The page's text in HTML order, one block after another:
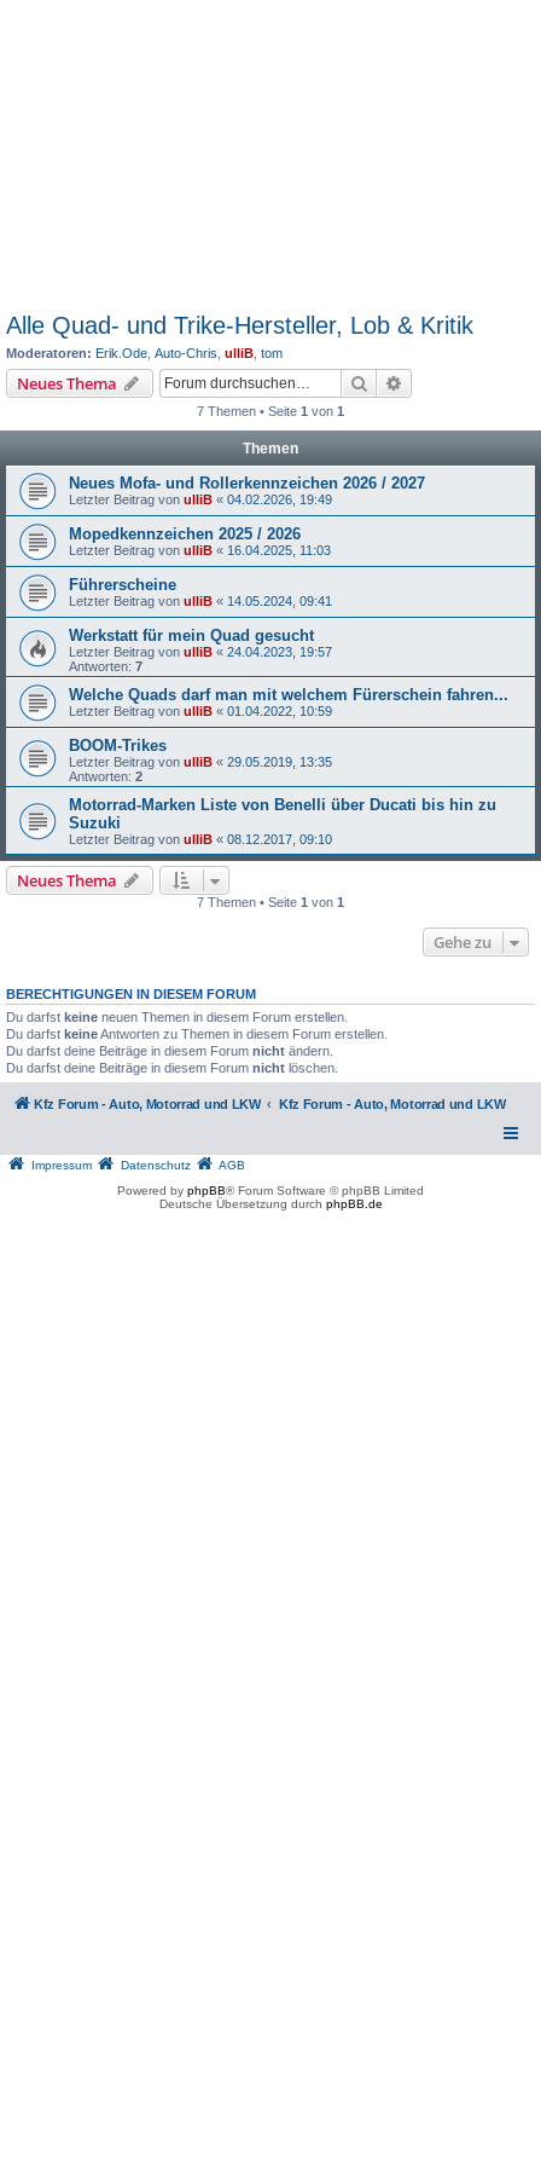
Alle Quad- und Trike-Hersteller, Lob & Kritik
Moderatoren: Erik.Ode Auto-Chris ulliB tom
Neues Thema Suche
7 Themen • Seite 1 von 1
Themen
Neues Mofa- und Rollerkennzeichen 2026 / 2027
Letzter Beitrag von ulliB « 04.02.2026, 19:49
Mopedkennzeichen 2025 / 2026
Letzter Beitrag von ulliB « 16.04.2025, 11:03
Führerscheine
Letzter Beitrag von ulliB « 14.05.2024, 09:41
Werkstatt für mein Quad gesucht
Letzter Beitrag von ulliB « 24.04.2023, 19:57
Antworten: 7
Welche Quads darf man mit welchem Fürerschein fahren...
Letzter Beitrag von ulliB « 01.04.2022, 10:59
BOOM-Trikes
Letzter Beitrag von ulliB « 29.05.2019, 13:35
Antworten: 2
Motorrad-Marken Liste von Benelli über Ducati bis hin zu
Suzuki
Letzter Beitrag von ulliB « 08.12.2017, 09:10
Neues Thema
7 Themen • Seite 1 von 1
Gehe zu
BERECHTIGUNGEN IN DIESEM FORUM
Du darfst keine neuen Themen in diesem Forum erstellen.
Du darfst keineAntworten zu Themen in diesem Forum erstellen.
Du darfst deine Beiträge in diesem Forum nicht ändern.
Du darfst deine Beiträge in diesem Forum nicht löschen.
Kfz Forum - Auto, Motorrad und LKW Kfz Forum - Auto, Motorrad und LKW
Impressum Datenschutz
AGB
Powered by phpBB® Forum Software © phpBB Limited
Deutsche Übersetzung durch phpBB.de